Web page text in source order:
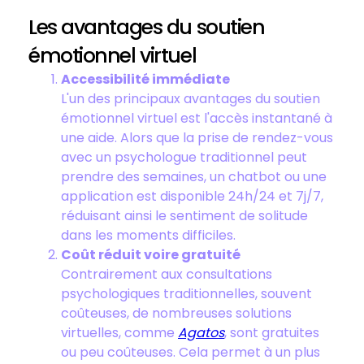
Les avantages du soutien
émotionnel virtuel
Accessibilité immédiate
L'un des principaux avantages du soutien
émotionnel virtuel est l'accès instantané à
une aide. Alors que la prise de rendez-vous
avec un psychologue traditionnel peut
prendre des semaines, un chatbot ou une
application est disponible 24h/24 et 7j/7,
réduisant ainsi le sentiment de solitude
dans les moments difficiles.
Coût réduit voire gratuité
Contrairement aux consultations
psychologiques traditionnelles, souvent
coûteuses, de nombreuses solutions
virtuelles, comme Agatos, sont gratuites
ou peu coûteuses. Cela permet à un plus